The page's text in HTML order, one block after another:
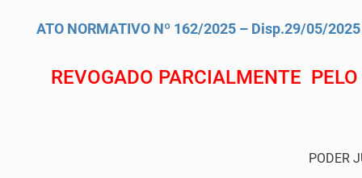
ATO NORMATIVO Nº 162/2025 – Disp.29/05/2025
REVOGADO PARCIALMENTE
PODER